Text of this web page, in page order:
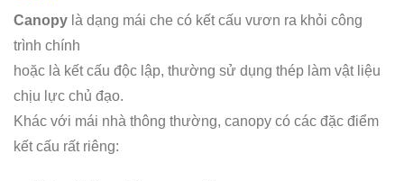
Canopy là dạng mái che có kết cấu vươn ra khỏi công
trình chính
hoặc là kết cấu độc lập, thường sử dụng thép làm vật liệu
chịu lực chủ đạo.
Khác với mái nhà thông thường, canopy có các đặc điểm
kết cấu rất riêng: